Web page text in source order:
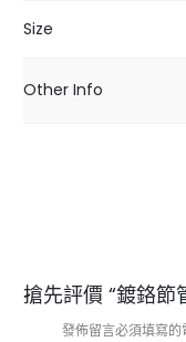
Size
Other Info
商
搶先評價 “鍍鉻
發佈留言必須填寫的